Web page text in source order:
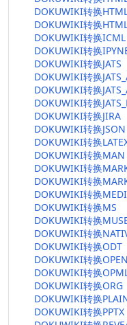
DOKUWIKI转换
DOKUWIKI转换
DOKUWIKI转换ICML
DOKUWIKI转换
DOKUWIKI转换JATS
DOKUWIKI转换
DOKUWIKI转换
DOKUWIKI转换
DOKUWIKI转换JIRA
DOKUWIKI转换JSON
DOKUWIKI转换
DOKUWIKI转换MAN
DOKUWIKI转换
DOKUWIKI转换
DOKUWIKI转换
DOKUWIKI转换MS
DOKUWIKI转换
DOKUWIKI转换
DOKUWIKI转换ODT
DOKUWIKI转换
DOKUWIKI转换
DOKUWIKI转换ORG
DOKUWIKI转换
DOKUWIKI转换PPTX